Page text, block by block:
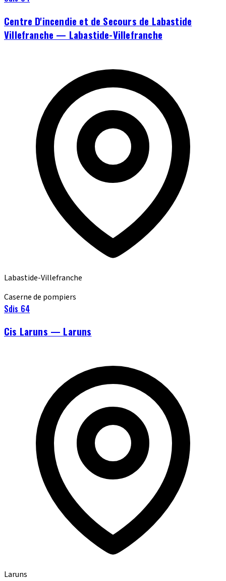
Centre D'incendie et de Secours de Labastide
Villefranche — Labastide-Villefranche
Labastide-Villefranche
Caserne de pompiers
Sdis 64
Cis Laruns — Laruns
Laruns